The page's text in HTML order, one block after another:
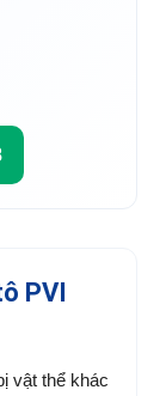
PVI
vật thể khác